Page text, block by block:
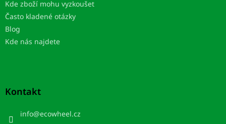
Kde zboží mohu vyzkoušet
Často kladené otázky
Blog
Kde nás najdete
Kontakt
info@ecowheel.cz